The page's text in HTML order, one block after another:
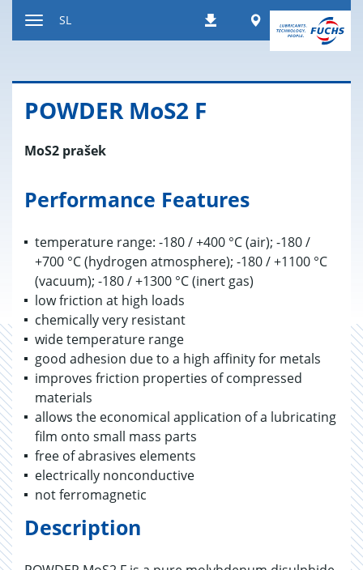
Prenosi Worldwide
SL
PO­WDER MoS2 F
MoS2 prašek
Performance Features
temperature range: -180 / +400 °C (air); -180 /
+700 °C (hydrogen atmosphere); -180 / +1100 °C
(vacuum); -180 / +1300 °C (inert gas)
low friction at high loads
chemically very resistant
wide temperature range
good adhesion due to a high affinity for metals
improves friction properties of compressed
materials
allows the economical application of a lubricating
film onto small mass parts
free of abrasives elements
electrically nonconductive
not ferromagnetic
Description